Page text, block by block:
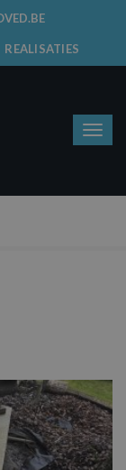
REALISATIES